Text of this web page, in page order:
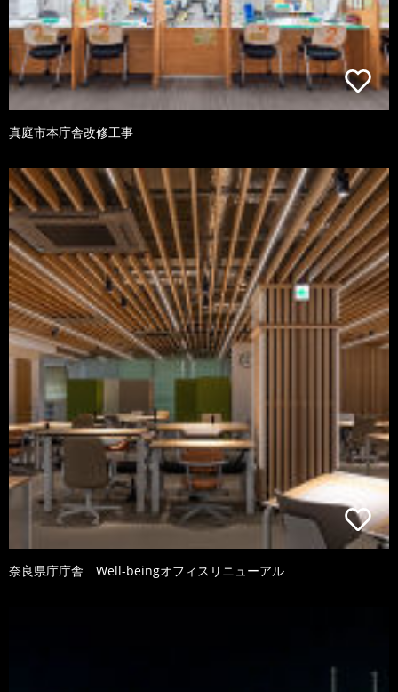
真庭市本庁舎改修工事
奈良県庁庁舎 Well-beingオフィスリニューアル